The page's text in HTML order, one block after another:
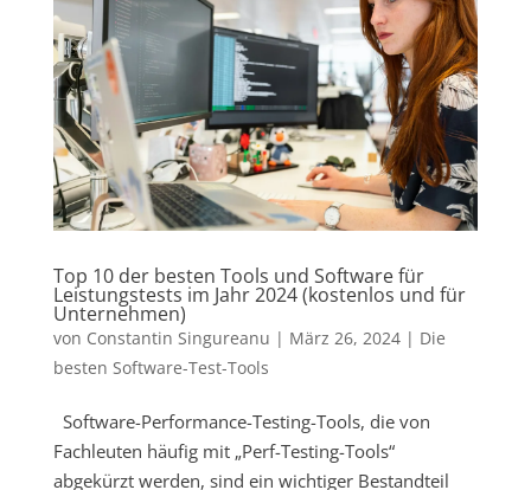
Top 10 der besten Tools und Software für
Leistungstests im Jahr 2024 (kostenlos und für
Unternehmen)
von Constantin Singureanu | März 26, 2024| Die
besten Software-Test-Tools
Software-Performance-Testing-Tools, die von
Fachleuten häufig mit „Perf-Testing-Tools“
abgekürzt werden, sind ein wichtiger Bestandteil